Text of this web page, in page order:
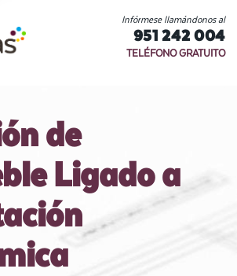
Infórmese llamándonos al
951 242 004
TELÉFONO GRATUITO
de
Ligado a